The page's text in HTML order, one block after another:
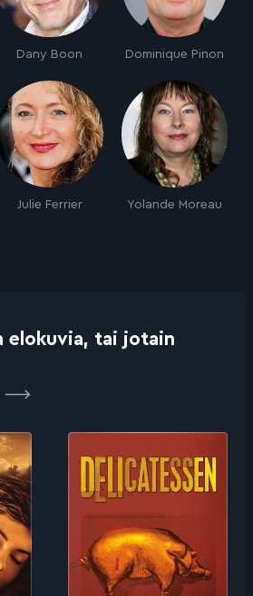
Dany Boon Dominique Pinon
Julie Ferrier Yolande Moreau
elokuvia, tai jotain